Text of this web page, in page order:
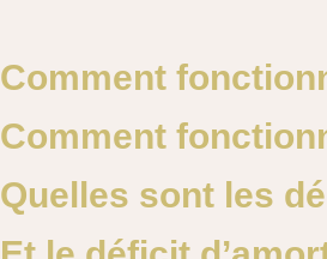
Comment
Comment
Quelles sont les